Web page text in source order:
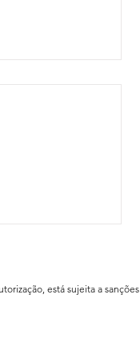
está sujeita a sanções